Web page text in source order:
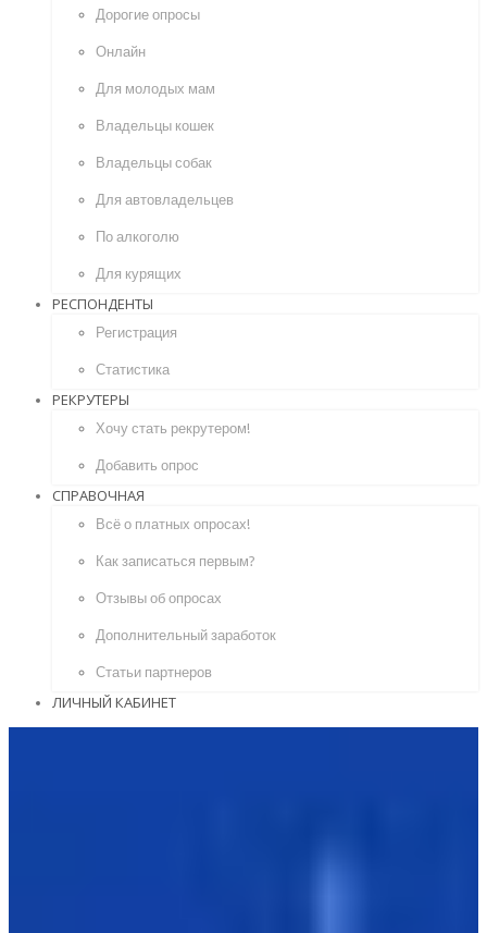
Дорогие опросы
Онлайн
Для молодых мам
Владельцы кошек
Владельцы собак
Для автовладельцев
По алкоголю
Для курящих
РЕСПОНДЕНТЫ
Регистрация
Статистика
РЕКРУТЕРЫ
Хочу стать рекрутером!
Добавить опрос
СПРАВОЧНАЯ
Всё о платных опросах!
Как записаться первым?
Отзывы об опросах
Дополнительный заработок
Статьи партнеров
ЛИЧНЫЙ КАБИНЕТ